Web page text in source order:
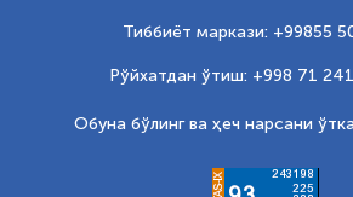
Тиббиёт маркази: +99855
Рўйхатдан ўтиш: +998 71
Обуна бўлинг ва ҳеч нарсани